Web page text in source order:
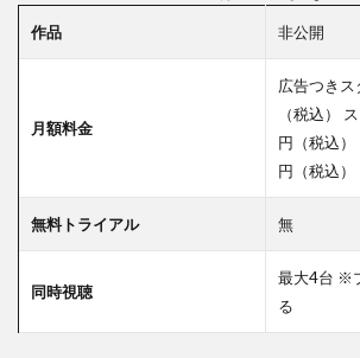
作品 非公開
月額料金
広告つき
（税込）
円（税込
円（税込）
無料トライアル 無
同時視聴
最大4台 ※
る